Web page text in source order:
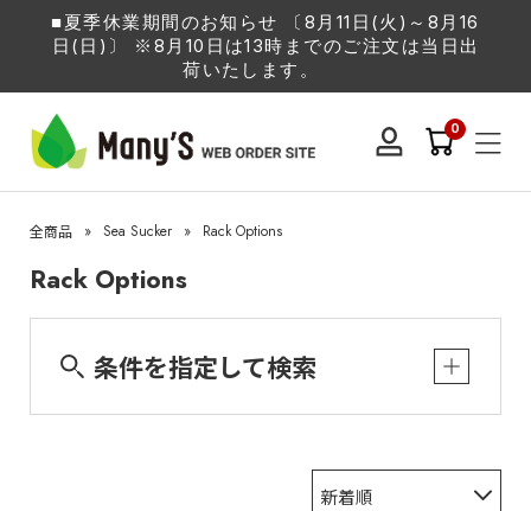
■夏季休業期間のお知らせ 〔8月11日(火)～8月16
日(日)〕 ※8月10日は13時までのご注文は当日出
荷いたします。
0
全商品 » Sea Sucker » Rack Options
Rack Options
条件を指定して検索
新着順